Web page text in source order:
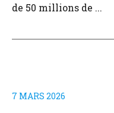
de 50 millions de ...
7 MARS 2026